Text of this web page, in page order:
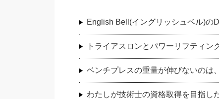
English Bell(イングリッシュベル)
トライアスロンとパワーリフティ
ベンチプレスの重量が伸びないのは
わたしが技術士の資格取得を目指し